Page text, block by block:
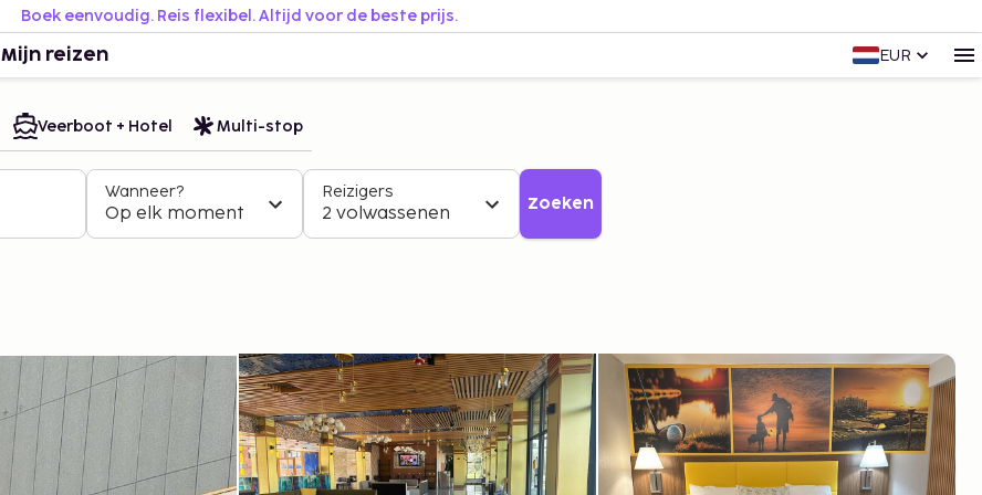
Boek eenvoudig. Reis flexibel. Altijd voor de beste prijs.
Mijn reizen EUR
Veerboot + Hotel Multi-stop
Wanneer?
Op elk moment
Reizigers
2 volwassenen Zoeken